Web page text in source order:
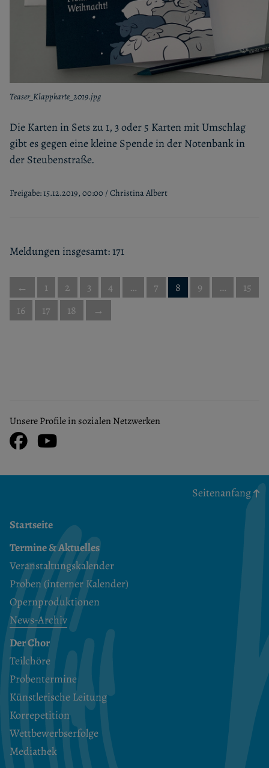
Teaser_Klappkarte_2019.jpg
Die Karten in Sets zu 1, 3 oder 5 Karten mit Umschlag
gibt es gegen eine kleine Spende in der Notenbank in
der Steubenstraße.
Freigabe: 15.12.2019, 00:00 / Christina Albert
Meldungen insgesamt: 171
← 1 2 3 4 … 7 8 9 …
15
16
17 18 →
Unsere Profile in sozialen Netzwerken
Facebook
Youtube
Seitenanfang
Startseite
Termine & Aktuelles
Veranstaltungskalender
Proben (interner Kalender)
Opernproduktionen
News-Archiv
Der Chor
Teilchöre
Probentermine
Künstlerische Leitung
Korrepetition
Wettbewerbserfolge
Mediathek